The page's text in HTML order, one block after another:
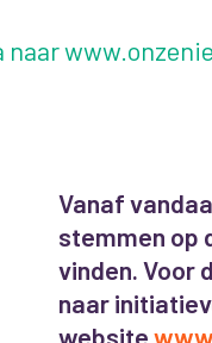
naar
Vanaf
stemmen op
vinden. Voor
naar
website